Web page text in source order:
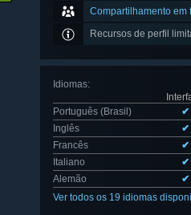
Compartilhamento em
Recursos de perfil
Idiomas:
Português (Brasil)
✔
Inglês
✔
Francês
✔
Italiano
✔
Alemão
✔
Ver todos os 19 idiomas